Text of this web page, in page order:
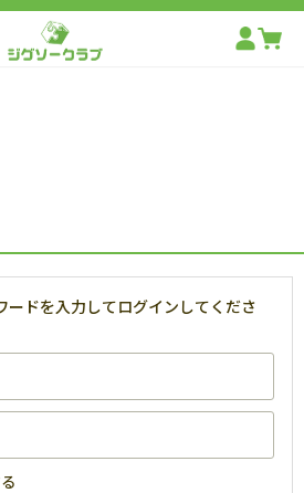
ードを入力してログインしてくださ